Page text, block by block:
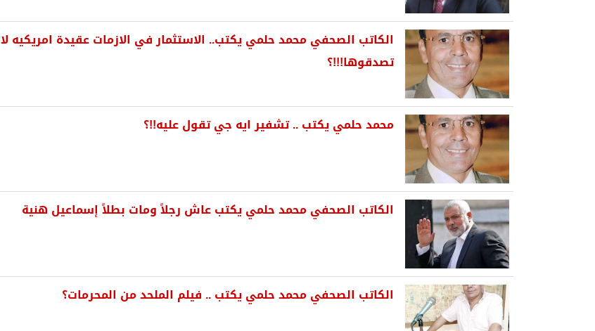
الكاتب الصحفي محمد حلمي يكتب.. الاستثمار في الازمات عقيدة امريكيه لا
تصدقوها!!!؟
محمد حلمي يكتب .. تشفير ايه جي تقول عليه!!؟
الكاتب الصحفي محمد حلمي يكتب عاش رجلاً ومات بطلاً إسماعيل هنية
الكاتب الصحفي محمد حلمي يكتب .. فيلم الملحد من المحرمات؟